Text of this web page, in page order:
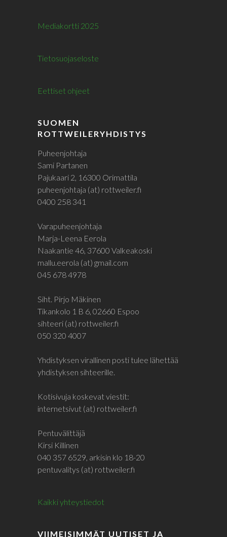
Mediakortti 2025
Tietosuojaseloste
Eettiset ohjeet
SUOMEN
ROTTWEILERYHDISTYS
Puheenjohtaja
Sami Partanen
Pajukaari 2, 16300 Orimattila
puheenjohtaja (at) rottweiler.fi
0400 258 341
Varapuheenjohtaja
Marja-Leena Eerola
Naakantie 46, 37600 Valkeakoski
mallu.eerola (at) gmail.com
045 678 4978
Siht. Pirjo Mäkinen
Tikankolo 1 B 6, 02660 Espoo
sihteeri (at) rottweiler.fi
050 320 4007
Yhdistyksen virallinen posti tulee lähettää
yhdistyksen sihteerille.
Kotisivuja koskevat viestit:
internetsivut (at) rottweiler.fi
Pentuvälittäjä
Kirsi Killinen
040 357 6529, arkisin klo 18-20
pentuvalitys (at) rottweiler.fi
Kaikki yhteystiedot
VIIMEISIMMÄT UUTISET JA